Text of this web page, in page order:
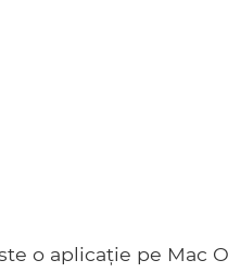
o aplicație pe Mac